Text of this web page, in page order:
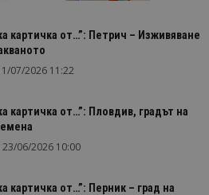
картичка от…”: Петрич – Изживяване
07/2026 11:22
картичка от…”: Пловдив, градът на
23/06/2026 10:00
картичка от…”: Перник – град на